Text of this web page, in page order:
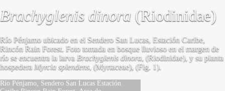
Brachyglenis dinora (Riodinidae)
Río Pénjamo ubicado en el Sendero San Lucas, Estación Caribe,
Rincón Rain Forest. Foto tomada en bosque lluvioso en el margen de
río se encuentra la larva Brachyglenis dinora , (Riodinidae), y su planta
hospedera Myrcia splendens, (Myrtaceae), (Fig. 1).
Río Pénjamo, Sendero San Lucas Estación